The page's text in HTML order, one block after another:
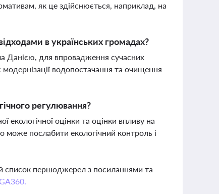
як це здійснюється, наприклад, на
в українських громадах?
Данією, для впровадження сучасних
модернізації водопостачання та очищення
регулювання?
екологічної оцінки та оцінки впливу на
може послабити екологічний контроль і
список першоджерел з посиланнями та